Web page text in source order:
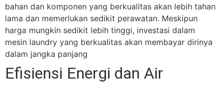
bahan dan komponen yang berkualitas akan lebih tahan
lama dan memerlukan sedikit perawatan. Meskipun
harga mungkin sedikit lebih tinggi, investasi dalam
mesin laundry yang berkualitas akan membayar dirinya
dalam jangka panjang
Efisiensi Energi dan Air